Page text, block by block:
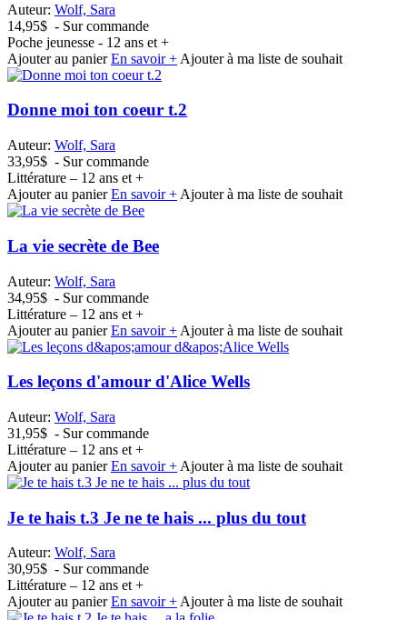
Auteur: Wolf, Sara
14,95$ - Sur commande
Poche jeunesse - 12 ans et +
Ajouter au panier En savoir + Ajouter à ma liste de souhait
Donne moi ton coeur t.2
Auteur: Wolf, Sara
33,95$ - Sur commande
Littérature – 12 ans et +
Ajouter au panier En savoir + Ajouter à ma liste de souhait
La vie secrète de Bee
Auteur: Wolf, Sara
34,95$ - Sur commande
Littérature – 12 ans et +
Ajouter au panier En savoir + Ajouter à ma liste de souhait
Les leçons d'amour d'Alice Wells
Auteur: Wolf, Sara
31,95$ - Sur commande
Littérature – 12 ans et +
Ajouter au panier En savoir + Ajouter à ma liste de souhait
Je te hais t.3 Je ne te hais ... plus du tout
Auteur: Wolf, Sara
30,95$ - Sur commande
Littérature – 12 ans et +
Ajouter au panier En savoir + Ajouter à ma liste de souhait